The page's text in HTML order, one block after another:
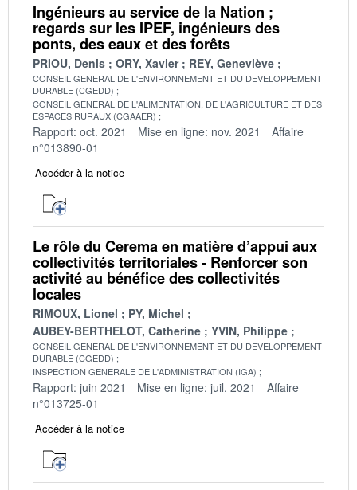
Ingénieurs au service de la Nation ;
regards sur les IPEF, ingénieurs des
ponts, des eaux et des forêts
PRIOU, Denis ORY, Xavier REY, Geneviève
CONSEIL GENERAL DE L'ENVIRONNEMENT ET DU DEVELOPPEMENT
DURABLE (CGEDD)
CONSEIL GENERAL DE L'ALIMENTATION, DE L'AGRICULTURE ET DES
ESPACES RURAUX (CGAAER)
Rapport: oct. 2021 Mise en ligne: nov. 2021
Affaire
n°013890-01
Accéder à la notice
Le rôle du Cerema en matière d’appui aux
collectivités territoriales - Renforcer son
activité au bénéfice des collectivités
locales
RIMOUX, Lionel
PY, Michel
AUBEY-BERTHELOT, Catherine
YVIN, Philippe
CONSEIL GENERAL DE L'ENVIRONNEMENT ET DU DEVELOPPEMENT
DURABLE (CGEDD)
INSPECTION GENERALE DE L'ADMINISTRATION (IGA)
Rapport: juin 2021 Mise en ligne: juil. 2021
Affaire
n°013725-01
Accéder à la notice